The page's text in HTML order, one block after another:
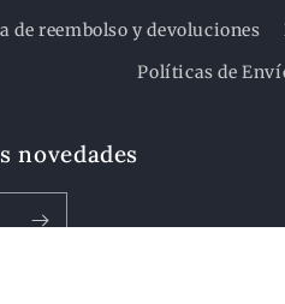
de reembolso y devoluciones
Políticas de
novedades